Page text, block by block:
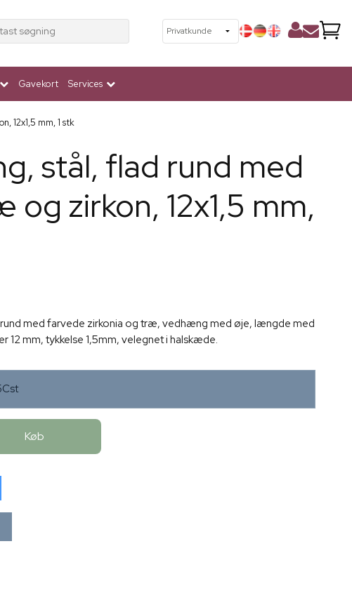
søgning
Gavekort Services
12x1,5 mm, 1 stk
stål, flad rund med
og zirkon, 12x1,5 mm,
med farvede zirkonia og træ, vedhæng med øje, længde med
12 mm, tykkelse 1,5mm, velegnet i halskæde.
Køb